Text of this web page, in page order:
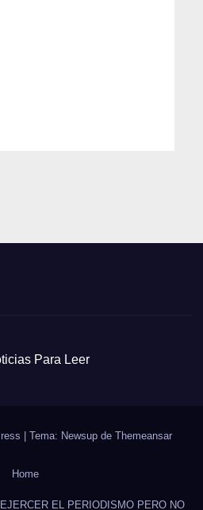
Para Leer
| Tema: Newsup de Themeansar
Home
EL PERIODISMO PERO NO